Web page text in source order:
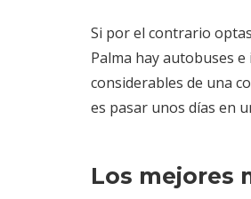
Si por el contrario
Palma hay autobuses
considerables de una
es pasar unos días en
Los mejores